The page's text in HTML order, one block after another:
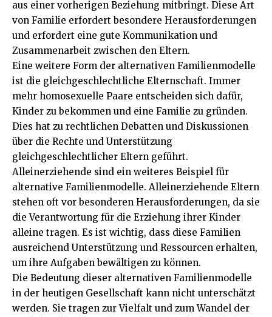
aus einer vorherigen Beziehung mitbringt. Diese Art
von Familie erfordert besondere Herausforderungen
und erfordert eine gute Kommunikation und
Zusammenarbeit zwischen den Eltern.
Eine weitere Form der alternativen Familienmodelle
ist die gleichgeschlechtliche Elternschaft. Immer
mehr homosexuelle Paare entscheiden sich dafür,
Kinder zu bekommen und eine Familie zu gründen.
Dies hat zu rechtlichen Debatten und Diskussionen
über die Rechte und Unterstützung
gleichgeschlechtlicher Eltern geführt.
Alleinerziehende sind ein weiteres Beispiel für
alternative Familienmodelle. Alleinerziehende Eltern
stehen oft vor besonderen Herausforderungen, da sie
die Verantwortung für die Erziehung ihrer Kinder
alleine tragen. Es ist wichtig, dass diese Familien
ausreichend Unterstützung und Ressourcen erhalten,
um ihre Aufgaben bewältigen zu können.
Die Bedeutung dieser alternativen Familienmodelle
in der heutigen Gesellschaft kann nicht unterschätzt
werden. Sie tragen zur Vielfalt und zum Wandel der